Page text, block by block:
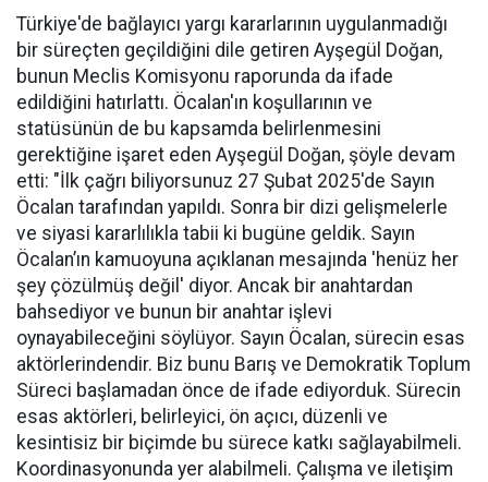
Türkiye'de bağlayıcı yargı kararlarının uygulanmadığı
bir süreçten geçildiğini dile getiren Ayşegül Doğan,
bunun Meclis Komisyonu raporunda da ifade
edildiğini hatırlattı. Öcalan'ın koşullarının ve
statüsünün de bu kapsamda belirlenmesini
gerektiğine işaret eden Ayşegül Doğan, şöyle devam
etti: "İlk çağrı biliyorsunuz 27 Şubat 2025'de Sayın
Öcalan tarafından yapıldı. Sonra bir dizi gelişmelerle
ve siyasi kararlılıkla tabii ki bugüne geldik. Sayın
Öcalan’ın kamuoyuna açıklanan mesajında 'henüz her
şey çözülmüş değil' diyor. Ancak bir anahtardan
bahsediyor ve bunun bir anahtar işlevi
oynayabileceğini söylüyor. Sayın Öcalan, sürecin esas
aktörlerindendir. Biz bunu Barış ve Demokratik Toplum
Süreci başlamadan önce de ifade ediyorduk. Sürecin
esas aktörleri, belirleyici, ön açıcı, düzenli ve
kesintisiz bir biçimde bu sürece katkı sağlayabilmeli.
Koordinasyonunda yer alabilmeli. Çalışma ve iletişim